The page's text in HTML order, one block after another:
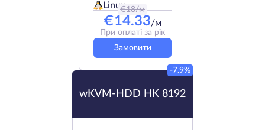
Linux
€18/м
€14.33/м
При оплаті за рік
Замовити
wKVM-HDD HK 8192
-7.9%